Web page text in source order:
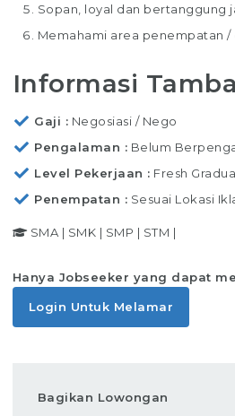
Sopan, loyal dan bertanggung
Memahami area penempatan
Informasi
Gaji
Negosiasi / Nego
Pengalaman
Belum
Level Pekerjaan
Fresh
Penempatan
Sesuai Lokasi
SMA | SMK | SMP | STM |
Hanya Jobseeker yang dapat
Login Untuk Melamar
Bagikan Lowongan